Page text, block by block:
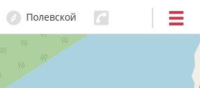
Полевской